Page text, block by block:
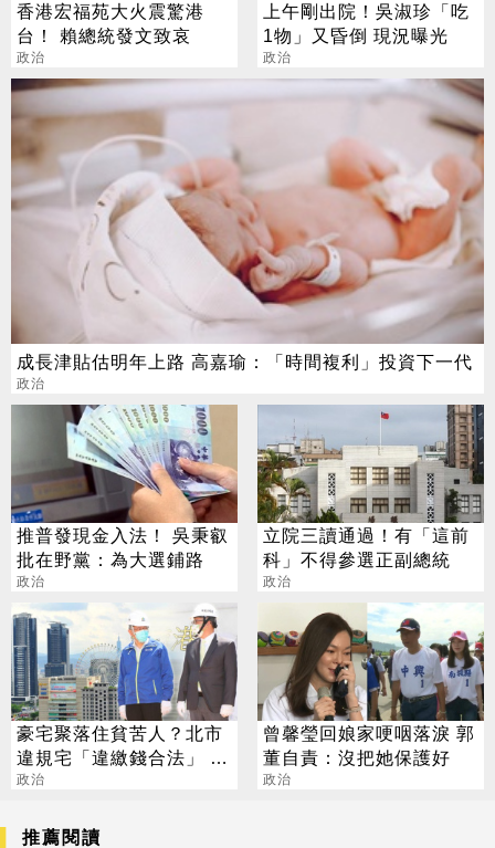
香港宏福苑大火震驚港
台！ 賴總統發文致哀
政治
上午剛出院！吳淑珍「吃
1物」又昏倒 現況曝光
政治
成長津貼估明年上路 高嘉瑜：「時間複利」投資下一代
政治
推普發現金入法！ 吳秉叡
批在野黨：為大選鋪路
政治
立院三讀通過！有「這前
科」不得參選正副總統
政治
豪宅聚落住貧苦人？北市
違規宅「違繳錢合法」 老
婦崩潰要跳樓
政治
曾馨瑩回娘家哽咽落淚 郭
董自責：沒把她保護好
政治
推薦閱讀